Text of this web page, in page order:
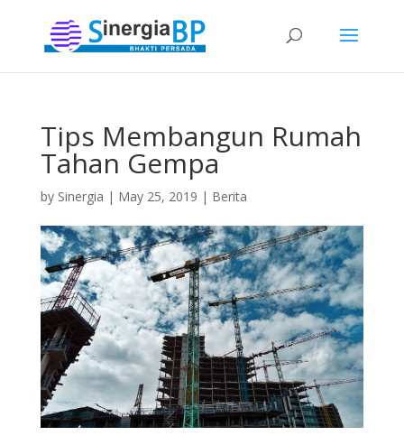
Tips Membangun Rumah
Tahan Gempa
by Sinergia | May 25, 2019 | Berita